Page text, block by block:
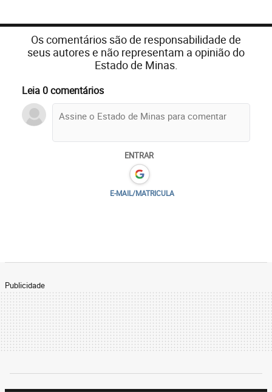
Os comentários são de responsabilidade de
seus autores e não representam a opinião do
Estado de Minas.
Leia 0 comentários
ENTRAR
E-MAIL/MATRICULA
Publicidade